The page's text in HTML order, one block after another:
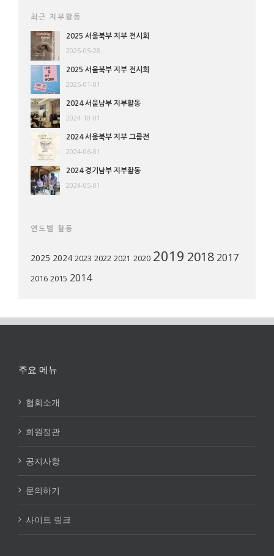
최근 지부활동
2025 서울북부 지부 전시회
2025-05-28
2025 서울북부 지부 전시회
2025-01-01
2024 서울남부 지부활동
2024-10-01
2024 서울북부 지부 그룹전
2024-06-01
2024 경기남부 지부활동
2024-05-01
연도별 활동
2025 2024 2023 2022 2021 2020 2019 2018 2017
2016 2015 2014
주요 메뉴
협회소개
회원정관
공지사항
문의하기
사이트 링크